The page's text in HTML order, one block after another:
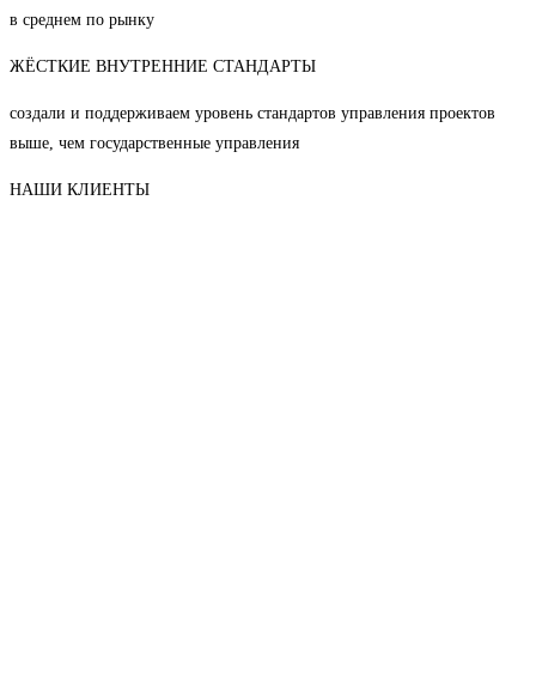
в среднем по рынку
ЖЁСТКИЕ ВНУТРЕННИЕ СТАНДАРТЫ
создали и поддерживаем уровень стандартов управления проектов
выше, чем государственные управления
НАШИ КЛИЕНТЫ